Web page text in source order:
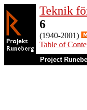
Teknik
6
(1940-2001)
Table of
Project